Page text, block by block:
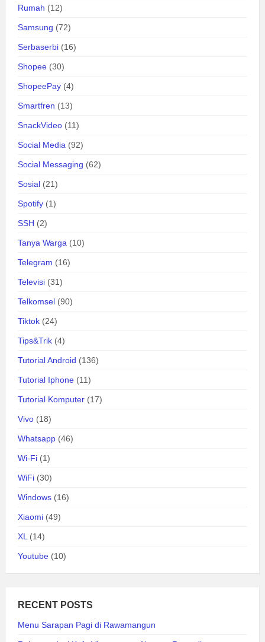
Rumah (12)
Samsung (72)
Serbaserbi (16)
Shopee (30)
ShopeePay (4)
Smartfren (13)
SnackVideo (11)
Social Media (92)
Social Messaging (62)
Sosial (21)
Spotify (1)
SSH (2)
Tanya Warga (10)
Telegram (16)
Televisi (31)
Telkomsel (90)
Tiktok (24)
Tips&Trik (4)
Tutorial Android (136)
Tutorial Iphone (11)
Tutorial Komputer (17)
Vivo (18)
Whatsapp (46)
Wi-Fi (1)
WiFi (30)
Windows (16)
Xiaomi (49)
XL (14)
Youtube (10)
RECENT POSTS
Menu Sarapan Pagi di Rawamangun